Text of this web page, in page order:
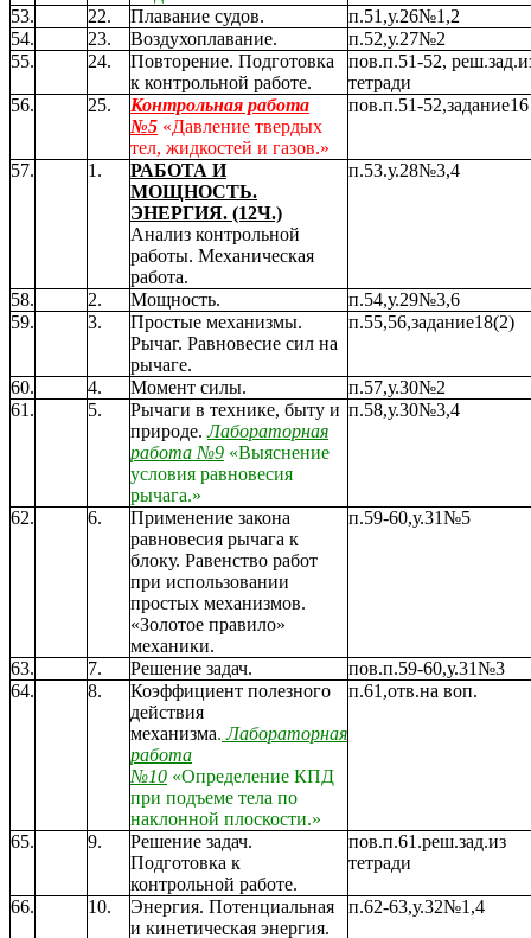
53. 22. Плавание судов.
п.51,у.26№1,2
54.
23. Воздухоплавание.
п.52,у.27№2
55.
24.
Повторение. Подготовка
к контрольной работе.
пов.п.51-52,
тетради
56.
25.
Контрольная работа
№5 «Давление твердых
тел, жидкостей и газов.»
пов.п.51-52,задание16
57. 1.
РАБОТА И
МОЩНОСТЬ.
ЭНЕРГИЯ. (12Ч.)
Анализ контрольной
работы. Механическая
работа.
п.53.у.28№3,4
58. 2. Мощность.
п.54,у.29№3,6
59.
3.
Простые механизмы.
Рычаг. Равновесие сил на
рычаге.
п.55,56,задание18(2)
60. 4. Момент силы.
п.57,у.30№2
61.
5.
Рычаги в технике, быту и
природе.Лабораторная
работа №9 «Выяснение
условия равновесия
рычага.»
п.58,у.30№3,4
62. 6.
Применение закона
равновесия рычага к
блоку. Равенство работ
при использовании
простых механизмов.
«Золотое правило»
механики.
п.59-60,у.31№5
63. 7. Решение задач.
пов.п.59-60,у.31№3
64.
8.
Коэффициент полезного
действия
механизма. Лабораторная
работа
№10 «Определение КПД
при подъеме тела по
наклонной плоскости.»
п.61,отв.на воп.
65. 9.
Решение задач.
Подготовка к
контрольной работе.
пов.п.61.реш.зад.из
тетради
66. 10.
Энергия. Потенциальная
и кинетическая энергия.
п.62-63,у.32№1,4